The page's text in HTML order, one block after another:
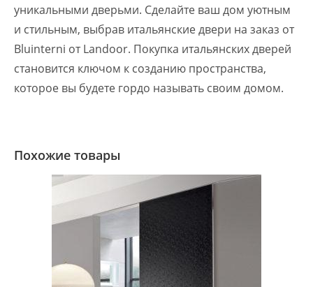
уникальными дверьми. Сделайте ваш дом уютным
и стильным, выбрав итальянские двери на заказ от
Bluinterni от Landoor. Покупка итальянских дверей
становится ключом к созданию пространства,
которое вы будете гордо называть своим домом.
Похожие товары